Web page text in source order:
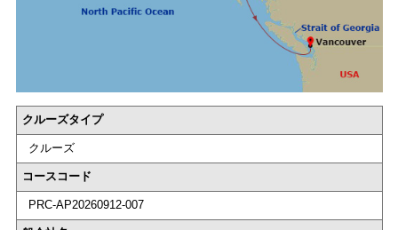
クルーズタイプ
クルーズ
コースコード
PRC-AP20260912-007